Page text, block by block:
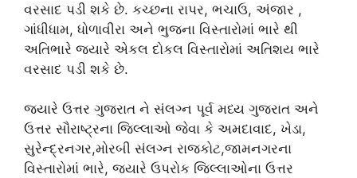
વરસાદ પડી શકે છે. કચ્છના રાપર, ભચાઉ, અંજાર ,
ગાંધીધામ, ધોળાવીરા અને ભુજના વિસ્તારોમાં ભારે થી
અતિભારે જ્યારે એકલ દોકલ વિસ્તારોમાં અતિશય ભારે
વરસાદ પડી શકે છે.
જ્યારે ઉત્તર ગુજરાત ને સંલગ્ન પૂર્વ મધ્ય ગુજરાત અને
ઉત્તર સૌરાષ્ટ્રના જિલ્લાઓ જેવા કે અમદાવાદ, ખેડા,
સુરેન્દ્રનગર,મોરબી સંલગ્ન રાજકોટ,જામનગરના
વિસ્તારોમાં ભારે, જ્યારે ઉપરોક જિલ્લાઓના ઉત્તર